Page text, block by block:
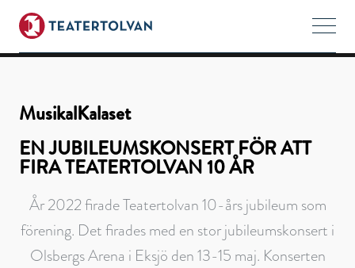
MusikalKalaset
MusikalKalaset
EN JUBILEUMSKONSERT FÖR ATT
FIRA TEATERTOLVAN 10 ÅR
År 2022 firade Teatertolvan 10-års jubileum som
förening. Det firades med en stor jubileumskonsert i
Olsbergs Arena i Eksjö den 13-15 maj. Konserten